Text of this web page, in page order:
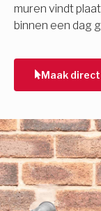
muren vindt
binnen een dag
Maak